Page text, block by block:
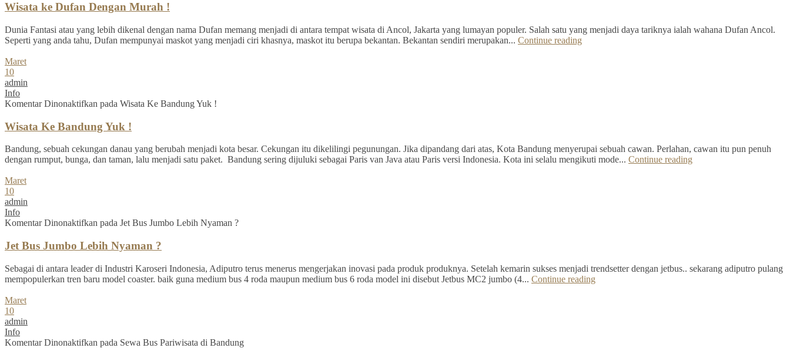
Wisata ke Dufan Dengan Murah !
Dunia Fantasi atau yang lebih dikenal dengan nama Dufan memang menjadi di antara tempat wisata di Ancol, Jakarta yang lumayan populer. Salah satu yang menjadi daya tariknya ialah wahana Dufan Ancol.
Seperti yang anda tahu, Dufan mempunyai maskot yang menjadi ciri khasnya, maskot itu berupa bekantan. Bekantan sendiri merupakan... Continue reading
Maret
10
admin
Info
Komentar Dinonaktifkan pada Wisata Ke Bandung Yuk !
Wisata Ke Bandung Yuk !
Bandung, sebuah cekungan danau yang berubah menjadi kota besar. Cekungan itu dikelilingi pegunungan. Jika dipandang dari atas, Kota Bandung menyerupai sebuah cawan. Perlahan, cawan itu pun penuh
dengan rumput, bunga, dan taman, lalu menjadi satu paket. Bandung sering dijuluki sebagai Paris van Java atau Paris versi Indonesia. Kota ini selalu mengikuti mode... Continue reading
Maret
10
admin
Info
Komentar Dinonaktifkan pada Jet Bus Jumbo Lebih Nyaman ?
Jet Bus Jumbo Lebih Nyaman ?
Sebagai di antara leader di Industri Karoseri Indonesia, Adiputro terus menerus mengerjakan inovasi pada produk produknya. Setelah kemarin sukses menjadi trendsetter dengan jetbus.. sekarang adiputro pulang
mempopulerkan tren baru model coaster. baik guna medium bus 4 roda maupun medium bus 6 roda model ini disebut Jetbus MC2 jumbo (4... Continue reading
Maret
10
admin
Info
Komentar Dinonaktifkan pada Sewa Bus Pariwisata di Bandung